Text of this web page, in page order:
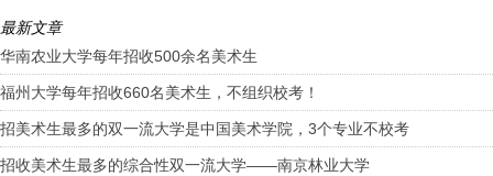
最新文章
华南农业大学每年招收500余名美术生
福州大学每年招收660名美术生，不组织校考！
招美术生最多的双一流大学是中国美术学院，3个专业不校考
招收美术生最多的综合性双一流大学——南京林业大学